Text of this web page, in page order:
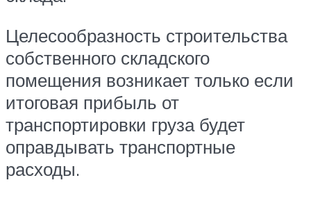
Целесообразность строительства
собственного складского
помещения возникает только если
итоговая прибыль от
транспортировки груза будет
оправдывать транспортные
расходы.